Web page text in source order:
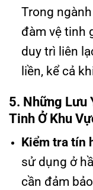
Trong
đàm vệ tinh
duy trì liên
liền, kể cả
5. Những Lưu
Tinh Ở Khu
Kiểm tra tín
sử dụng ở
cần đảm